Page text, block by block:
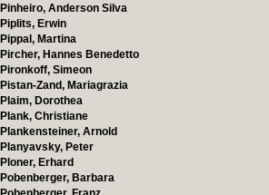
Pinheiro, Anderson Silva
Piplits, Erwin
Pippal, Martina
Pircher, Hannes Benedetto
Pironkoff, Simeon
Pistan-Zand, Mariagrazia
Plaim, Dorothea
Plank, Christiane
Plankensteiner, Arnold
Planyavsky, Peter
Ploner, Erhard
Pobenberger, Barbara